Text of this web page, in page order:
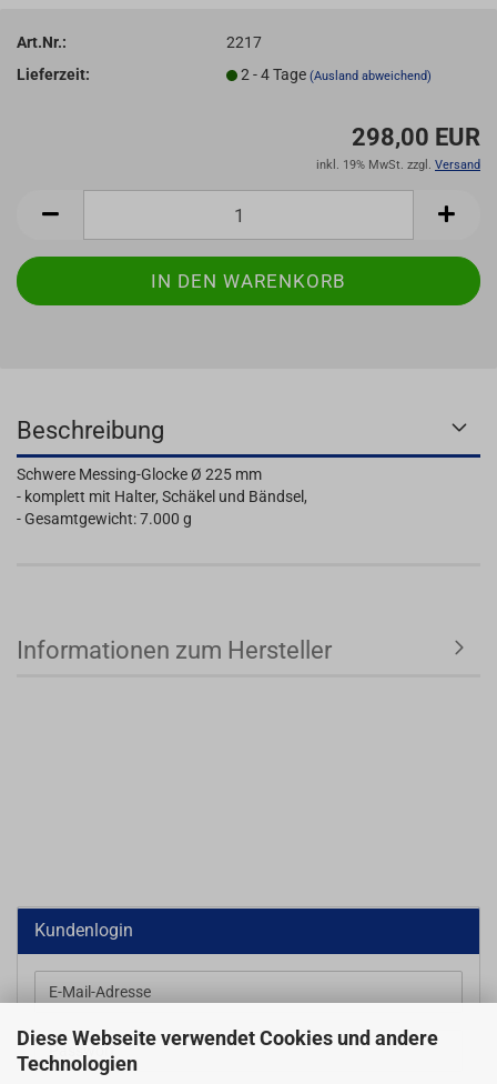
Diese Webseite verwendet Cookies und andere
Technologien
Art.Nr.:
2217
Lieferzeit:
2 - 4 Tage(Ausland abweichend)
298,00 EUR
inkl. 19% MwSt. zzgl. Versand
Beschreibung
Schwere Messing-Glocke Ø 225 mm
- komplett mit Halter, Schäkel und Bändsel,
- Gesamtgewicht: 7.000 g
Informationen zum Hersteller
Kundenlogin
E-
Adresse
Passwort